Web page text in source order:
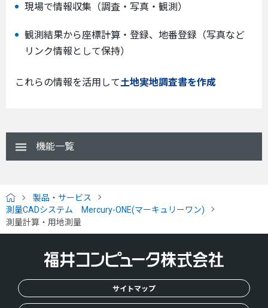
現場で情報収集（調査・写真・観測）
観測結果から座標計算・登録、地番登録（写真など
リンク情報として保持）
これらの情報を活用して土地実地調査書を作成
機能一覧
H
O
製品・サービス
測量CADシステム Mercury-ONE(マーキュリーワン)
測量計算・用地測量
サイトマップ